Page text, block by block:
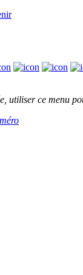
utiliser ce menu